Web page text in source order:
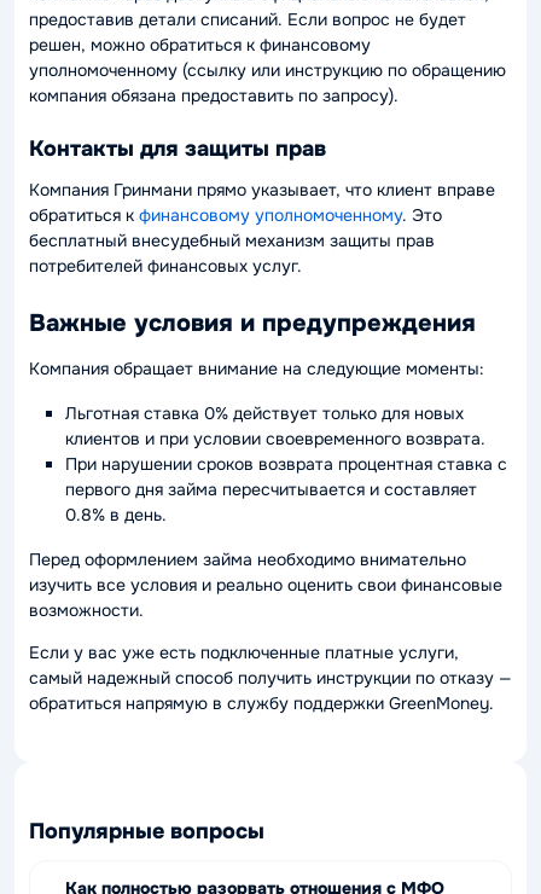
предоставив детали списаний. Если вопрос не будет
решен, можно обратиться к финансовому
уполномоченному (ссылку или инструкцию по обращению
компания обязана предоставить по запросу).
Контакты для защиты прав
Компания Гринмани прямо указывает, что клиент вправе
обратиться к финансовому уполномоченному. Это
бесплатный внесудебный механизм защиты прав
потребителей финансовых услуг.
Важные условия и предупреждения
Компания обращает внимание на следующие моменты:
Льготная ставка 0% действует только для новых
клиентов и при условии своевременного возврата.
При нарушении сроков возврата процентная ставка с
первого дня займа пересчитывается и составляет
0.8% в день.
Перед оформлением займа необходимо внимательно
изучить все условия и реально оценить свои финансовые
возможности.
Если у вас уже есть подключенные платные услуги,
самый надежный способ получить инструкции по отказу —
обратиться напрямую в службу поддержки GreenMoney.
Популярные вопросы
Как полностью разорвать отношения с МФО